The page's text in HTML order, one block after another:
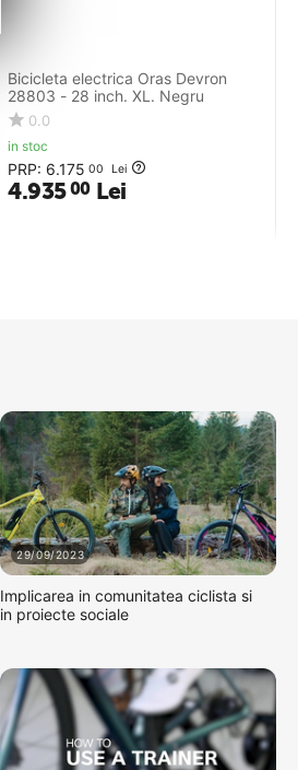
Bicicleta electrica Oras Devron
28803 - 28 inch. XL. Negru
0.0
in stoc
PRP: 6.175 00 Lei
4.93500 Lei
29/09/2023
Implicarea in comunitatea ciclista si
in proiecte sociale